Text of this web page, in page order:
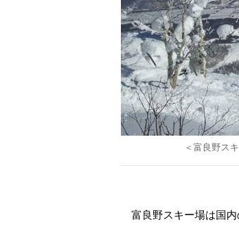
＜富良野ス
富良野スキー場は国内